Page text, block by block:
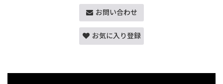
お問い合わせ
お気に入り登録